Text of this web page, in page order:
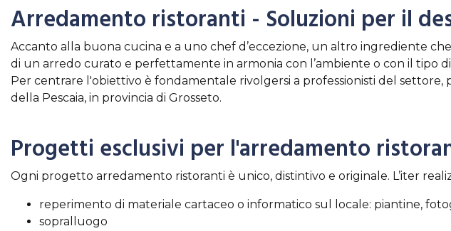
Arredamento ristoranti - Soluzioni per il
Accanto alla buona cucina e a uno chef d’eccezione, un altro ingrediente
di un arredo curato e perfettamente in armonia con l’ambiente o con il tipo
Per centrare l'obiettivo è fondamentale rivolgersi a professionisti del
della Pescaia, in provincia di Grosseto.
Progetti esclusivi per l'arredamento
Ogni progetto arredamento ristoranti è unico, distintivo e originale. L’iter
reperimento di materiale cartaceo o informatico sul locale: piantine,
sopralluogo